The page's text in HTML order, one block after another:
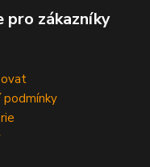
pro zákazníky
podmínky